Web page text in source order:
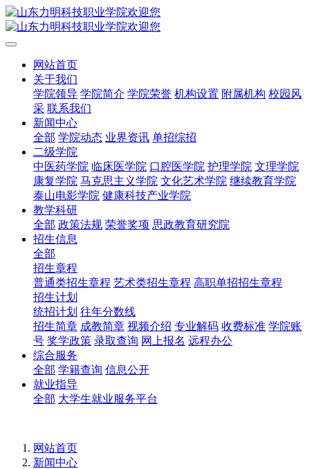
网站首页
关于我们
学院领导 学院简介 学院荣誉 机构设置 附属机构 校园风
采 联系我们
新闻中心
全部 学院动态 业界资讯 单招综招
二级学院
中医药学院 临床医学院 口腔医学院 护理学院 文理学院
康复学院 马克思主义学院 文化艺术学院 继续教育学院
泰山电影学院 健康科技产业学院
教学科研
全部 政策法规 荣誉奖项 思政教育研究院
招生信息
全部
招生章程
普通类招生章程 艺术类招生章程 高职单招招生章程
招生计划
统招计划 往年分数线
招生简章 成教简章 视频介绍 专业解码 收费标准 学院账
号 奖学政策 录取查询 网上报名 远程办公
综合服务
全部 学籍查询 信息公开
就业指导
全部 大学生就业服务平台
网站首页
新闻中心